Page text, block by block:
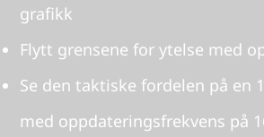
grafikk
Flytt grensene for ytelse med
Se den taktiske fordelen på en
med oppdateringsfrekvens på